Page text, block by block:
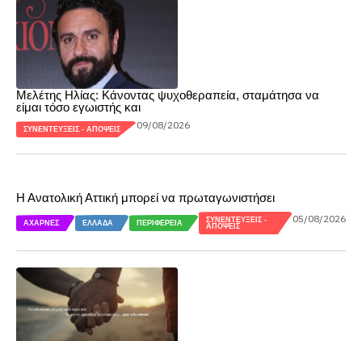
Μελέτης Ηλίας: Κάνοντας ψυχοθεραπεία, σταμάτησα να
είμαι τόσο εγωιστής και
ΣΥΝΕΝΤΕΎΞΕΙΣ - ΑΠΌΨΕΙΣ 09/08/2026
Η Ανατολική Αττική μπορεί να πρωταγωνιστήσει
ΑΧΑΡΝΈΣ ΕΛΛΆΔΑ ΠΕΡΙΦΈΡΕΙΑ
ΣΥΝΕΝΤΕΎΞΕΙΣ -
ΑΠΌΨΕΙΣ
05/08/2026